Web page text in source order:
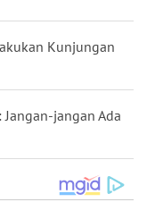
Kunjungan
jangan Ada